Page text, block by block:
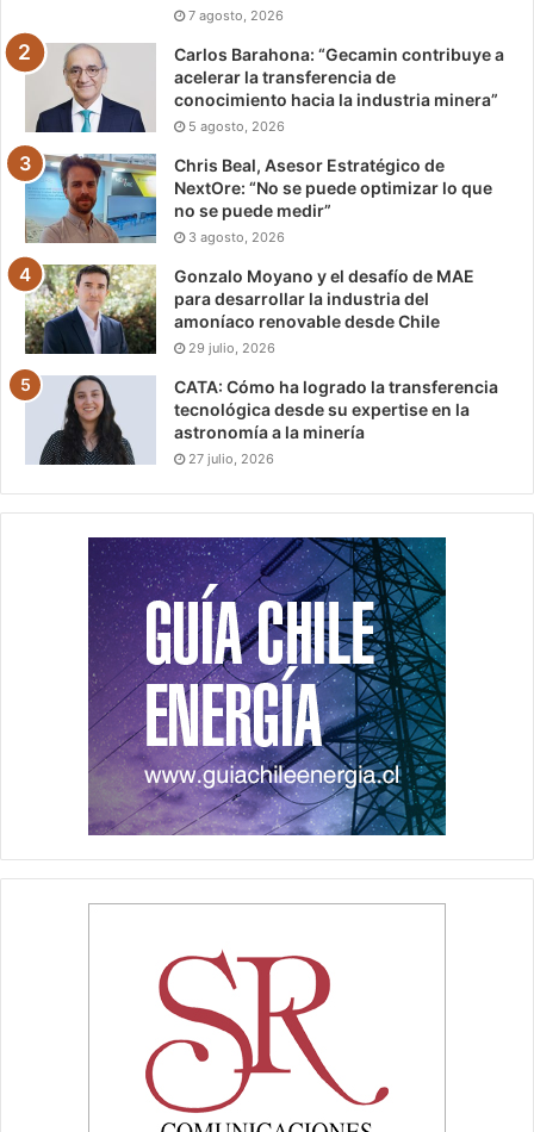
7 agosto, 2026
Carlos Barahona: “Gecamin contribuye a
acelerar la transferencia de
conocimiento hacia la industria minera”
5 agosto, 2026
Chris Beal, Asesor Estratégico de
NextOre: “No se puede optimizar lo que
no se puede medir”
3 agosto, 2026
Gonzalo Moyano y el desafío de MAE
para desarrollar la industria del
amoníaco renovable desde Chile
29 julio, 2026
CATA: Cómo ha logrado la transferencia
tecnológica desde su expertise en la
astronomía a la minería
27 julio, 2026